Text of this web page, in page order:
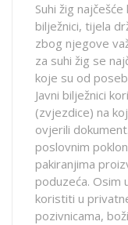
Suhi žig
bilježnici, tijela
zbog njegove
za suhi žig se
koje su od
Javni bilježnici
(zvjezdice) na
ovjerili
poslovnim
pakiranjima
poduzeća. Osim
koristiti u
pozivnicama,